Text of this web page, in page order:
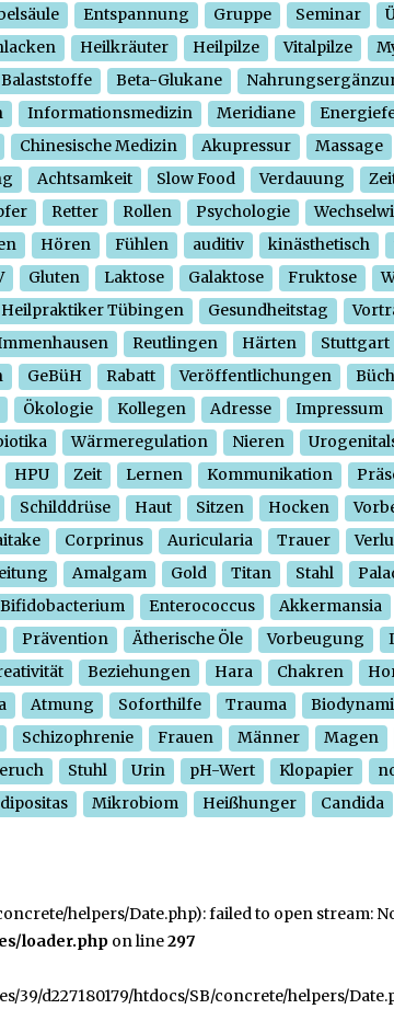
Entspannung Gruppe Seminar
Heilkräuter Heilpilze Vitalpilze
Balaststoffe
Beta-Glukane
Informationsmedizin Meridiane
Chinesische Medizin
Akupressur Massage
Achtsamkeit Slow Food Verdauung
Retter Rollen Psychologie
Hören Fühlen auditiv kinästhetisch
Gluten Laktose Galaktose Fruktose
Heilpraktiker Tübingen
Gesundheitstag
Reutlingen Härten Stuttgart
GeBüH Rabatt Veröffentlichungen
Ökologie
Kollegen Adresse Impressum
Wärmeregulation Nieren
HPU
Zeit Lernen Kommunikation
Schilddrüse
Haut Sitzen Hocken
Corprinus Auricularia Trauer
Amalgam Gold Titan Stahl
Bifidobacterium
Enterococcus Akkermansia
Prävention
Ätherische Öle Vorbeugung
Beziehungen Hara Chakren
Atmung Soforthilfe Trauma
Schizophrenie
Frauen Männer Magen
Stuhl Urin pH-Wert Klopapier
Mikrobiom Heißhunger Candida
helpers/Date.php): failed to open stream:
loader.php on line297
39/d227180179/htdocs/SB/concrete/helpers/